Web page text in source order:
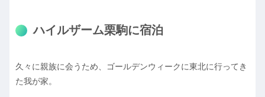
ハイルザーム栗駒に宿泊
久々に親族に会うため、ゴールデンウィークに東北に行ってき
た我が家。